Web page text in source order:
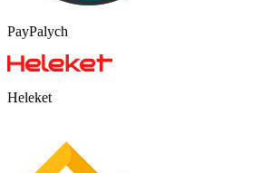
PayPalych
Heleket